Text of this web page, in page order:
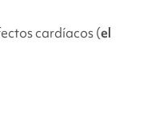
cardíacos (el